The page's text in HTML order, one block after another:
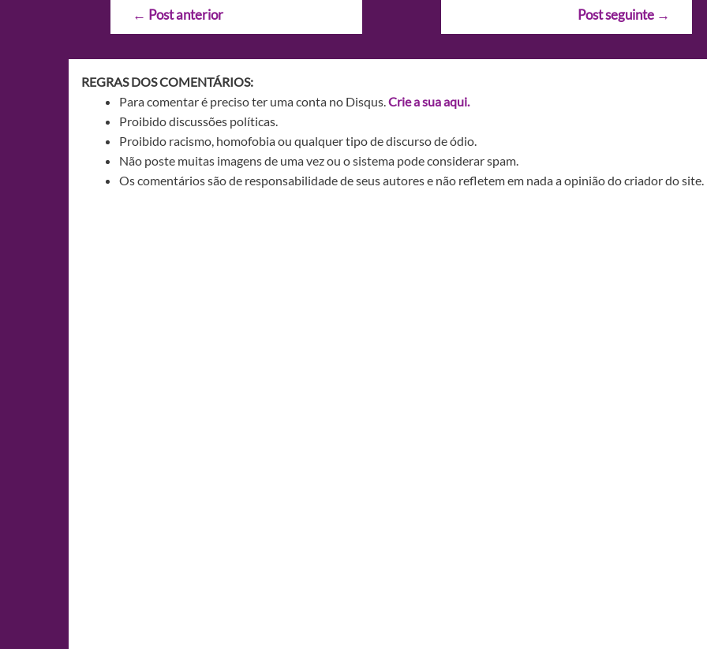
Navegação
← Post anterior Post seguinte →
REGRAS DOS COMENTÁRIOS:
Para comentar é preciso ter uma conta no Disqus.Crie a sua aqui.
Proibido discussões políticas.
Proibido racismo, homofobia ou qualquer tipo de discurso de ódio.
Não poste muitas imagens de uma vez ou o sistema pode considerar spam.
Os comentários são de responsabilidade de seus autores e não refletem em nada a opinião do criador do site.